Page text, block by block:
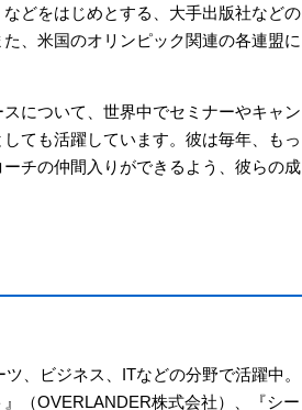
どをはじめとする、大手出版社などの
、米国のオリンピック関連の各連盟に
について、世界中でセミナーやキャン
ても活躍しています。彼は毎年、もっ
チの仲間入りができるよう、彼らの成
、ビジネス、ITなどの分野で活躍中。
（OVERLANDER株式会社）、『シー